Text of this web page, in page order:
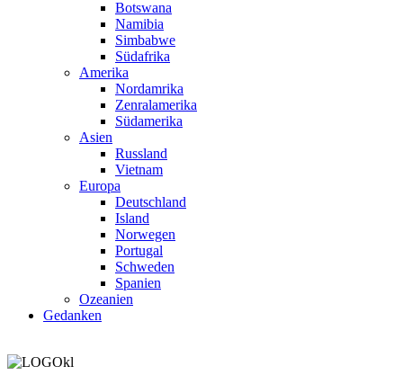
Botswana
Namibia
Simbabwe
Südafrika
Amerika
Nordamrika
Zenralamerika
Südamerika
Asien
Russland
Vietnam
Europa
Deutschland
Island
Norwegen
Portugal
Schweden
Spanien
Ozeanien
Gedanken